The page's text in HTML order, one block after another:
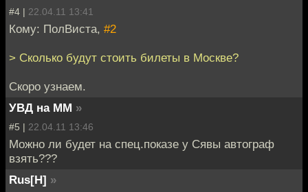
#4 | 22.04.11 13:41
Кому: ПолВиста, #2
> Сколько будут стоить билеты в Москве?
Скоро узнаем.
УВД на ММ »
#5 | 22.04.11 13:46
Можно ли будет на спец.показе у Сявы автограф
взять???
Rus[H] »